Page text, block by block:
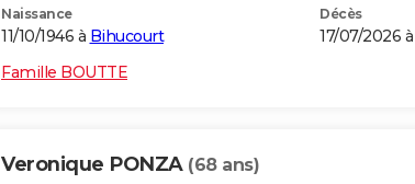
Naissance
11/10/1946 à Bihucourt
Décès
17/07/2026 à
Famille BOUTTE
Veronique PONZA (68 ans)